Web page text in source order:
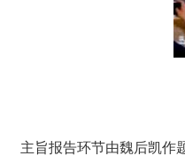
主旨报告环节由魏后凯作